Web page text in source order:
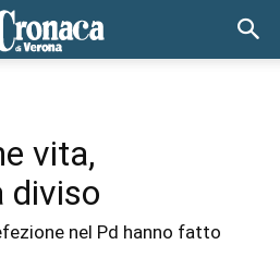
vita,
diviso
nel Pd hanno fatto